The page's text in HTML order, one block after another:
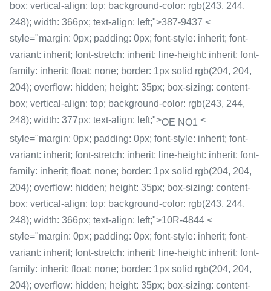
box; vertical-align: top; background-color: rgb(243, 244,
248); width: 366px; text-align: left;">387-9437 <
style="margin: 0px; padding: 0px; font-style: inherit; font-
variant: inherit; font-stretch: inherit; line-height: inherit; font-
family: inherit; float: none; border: 1px solid rgb(204, 204,
204); overflow: hidden; height: 35px; box-sizing: content-
box; vertical-align: top; background-color: rgb(243, 244,
248); width: 377px; text-align: left;">OE NO1 <
style="margin: 0px; padding: 0px; font-style: inherit; font-
variant: inherit; font-stretch: inherit; line-height: inherit; font-
family: inherit; float: none; border: 1px solid rgb(204, 204,
204); overflow: hidden; height: 35px; box-sizing: content-
box; vertical-align: top; background-color: rgb(243, 244,
248); width: 366px; text-align: left;">10R-4844 <
style="margin: 0px; padding: 0px; font-style: inherit; font-
variant: inherit; font-stretch: inherit; line-height: inherit; font-
family: inherit; float: none; border: 1px solid rgb(204, 204,
204); overflow: hidden; height: 35px; box-sizing: content-